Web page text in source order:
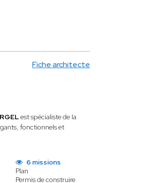
Fiche architecte
est spécialiste de la
fonctionnels et
6 missions
Plan
Permis de construire